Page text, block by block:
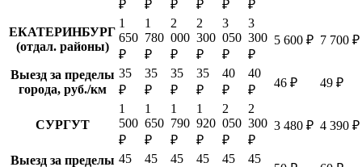
₽
₽
₽
₽
₽
₽
ЕКАТЕРИНБУРГ
(отдал. районы)
1
650
₽
1
780
₽
2
000
₽
2
300
₽
3
050
₽
3
300
₽
5 600 ₽ 7 700 ₽
Выезд за пределы
города, руб./км
35
₽
35
₽
35
₽
35
₽
40
₽
40
₽
46 ₽ 49 ₽
СУРГУТ
1
500
₽
1
650
₽
1
790
₽
1
920
₽
2
050
₽
2
300
₽
3 480 ₽ 4 390 ₽
Выезд за пределы 45
45
45
45
45
45